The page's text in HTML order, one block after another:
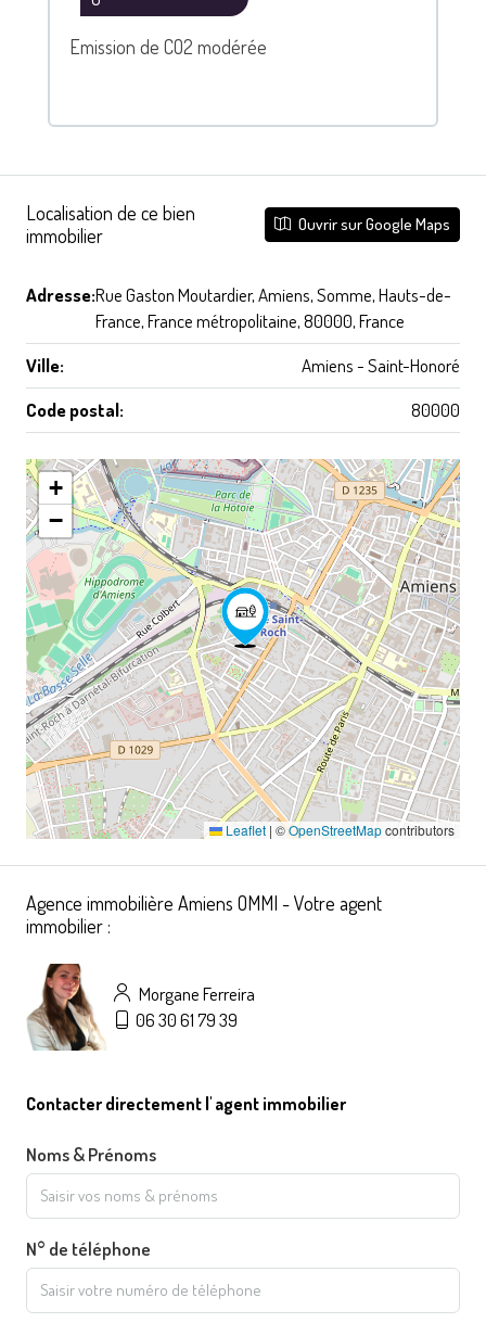
Emission de CO2 modérée
Localisation de ce bien
immobilier
Ouvrir sur Google Maps
Adresse:Rue Gaston Moutardier, Amiens, Somme, Hauts-de-
France, France métropolitaine, 80000, France
Ville:
Amiens - Saint-Honoré
Code postal:
80000
+
−
Leaflet | ©OpenStreetMapcontributors
Agence immobilière Amiens OMMI - Votre agent
immobilier :
Morgane Ferreira
06 30 61 79 39
Contacter directement l' agent immobilier
Noms & Prénoms
N° de téléphone